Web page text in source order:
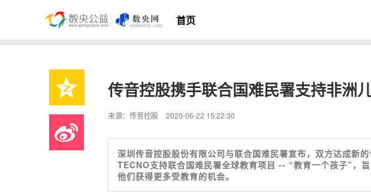
首页
传音控股携手联合国难民署支持非洲
来源：传音控股 2020-06-22 15:22:30
深圳传音控股股份有限公司与联合国难民署宣布，双方达成新
TECNO支持联合国难民署全球教育项目 -- “教育一个孩子”，
他们获得更多受教育的机会。